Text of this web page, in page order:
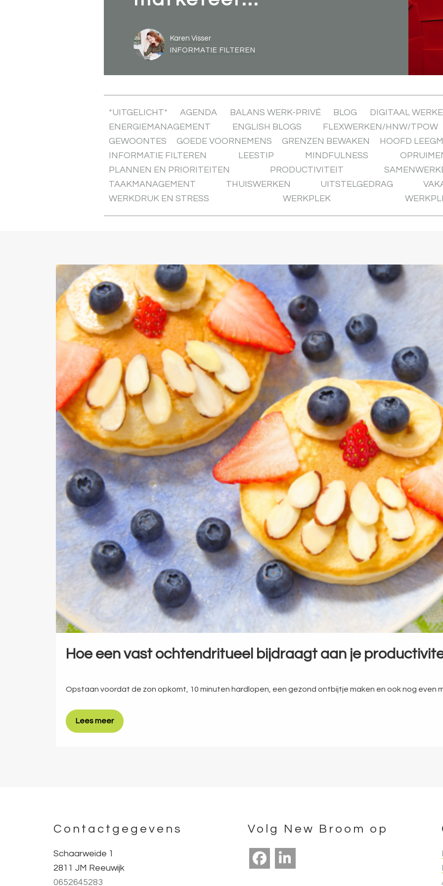
Karen Visser
INFORMATIE FILTEREN
*UITGELICHT* AGENDA BALANS WERK-PRIVÉ BLOG
DIGITAAL
ENERGIEMANAGEMENT
ENGLISH BLOGS
FLEXWERKEN/HNW/TPOW
GEWOONTES
GOEDE VOORNEMENS GRENZEN BEWAKEN
HOOFD
INFORMATIE FILTEREN
LEESTIP MINDFULNESS
PLANNEN EN PRIORITEITEN
PRODUCTIVITEIT
TAAKMANAGEMENT
THUISWERKEN UITSTELGEDRAG
WERKDRUK EN STRESS
WERKPLEK
Hoe een vast ochtendritueel bijdraagt aan je
Opstaan voordat de zon opkomt, 10 minuten hardlopen, een gezond ontbijtje maken en ook nog even
Lees meer
Footer
Contactgegevens
Schaarweide 1
2811 JM Reeuwijk
0652645283
Volg New Broom op